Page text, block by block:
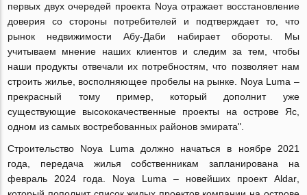
первых двух очередей проекта Noya отражает восстановление
доверия со стороны потребителей и подтверждает то, что
рынок недвижимости Абу-Даби набирает обороты. Мы
учитываем мнение наших клиентов и следим за тем, чтобы
наши продукты отвечали их потребностям, что позволяет нам
строить жилье, восполняющее пробелы на рынке. Noya Luma –
прекрасный тому пример, который дополнит уже
существующие высококачественные проекты на острове Яс,
одном из самых востребованных районов эмирата".
Строительство Noya Luma должно начаться в ноябре 2021
года, передача жилья собственникам запланирована на
февраль 2024 года. Noya Luma – новейших проект Aldar,